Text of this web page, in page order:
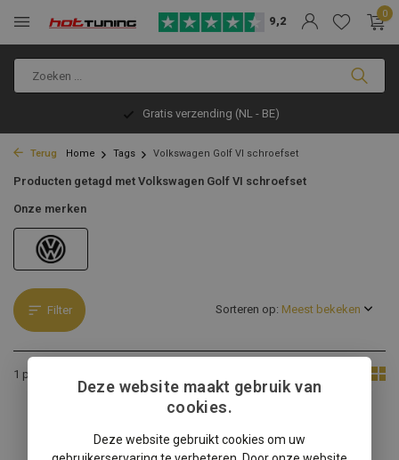
9,2
0
Gratis verzending (NL - BE)
Terug Home Tags Volkswagen Golf VI schroefset
Producten getagd met Volkswagen Golf VI schroefset
Onze merken
Filter
1 product
Sorteren op:
Volkswagen Golf 6 schroefset
Deze website maakt gebruik van
cookies.
Deze website gebruikt cookies om uw